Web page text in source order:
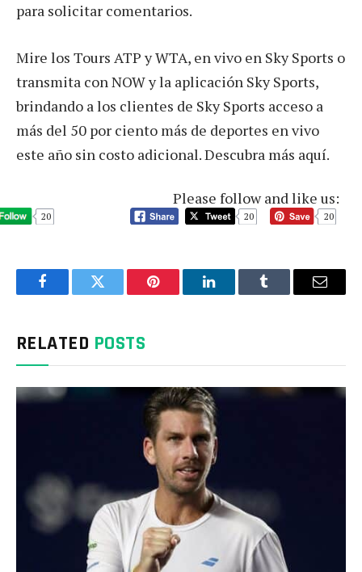
para solicitar comentarios.
Mire los Tours ATP y WTA, en vivo en Sky Sports o
transmita con NOW y la aplicación Sky Sports,
brindando a los clientes de Sky Sports acceso a
más del 50 por ciento más de deportes en vivo
este año sin costo adicional. Descubra más aquí.
Please follow and like us:
20 20 20
FacebookTwitter Pinterest LinkedInTumblr Email
RELATED POSTS